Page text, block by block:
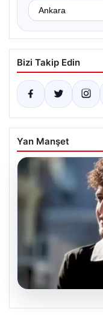
Bizi Takip Edin
Yan Manşet
06.08.2026